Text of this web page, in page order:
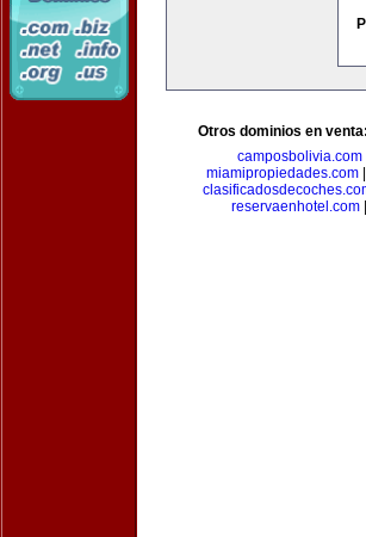
Otros dominios en venta:
camposbolivia.com|
miamipropiedades.com
reservaenhotel.com|